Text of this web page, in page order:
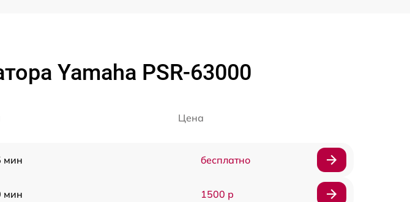
Yamaha PSR-63000
Цена
мин бесплатно
мин 1500 р